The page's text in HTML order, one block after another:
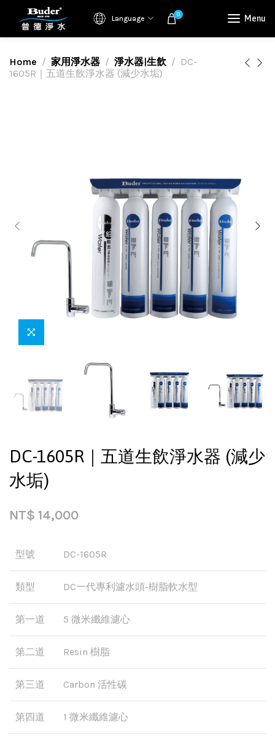
Language 0 Menu
Home 家用淨水器 淨水器|生飲
DC-
1605R｜五道生飲淨水器 (減少水垢)
DC-1605R｜五道生飲淨水器 (減少
水垢)
NT$ 14,000
型號 DC-1605R
類型 DC一代專利濾水頭-樹脂軟水型
第一道 5 微米纖維濾心
第二道 Resin 樹脂
第三道 Carbon 活性碳
第四道 1 微米纖維濾心